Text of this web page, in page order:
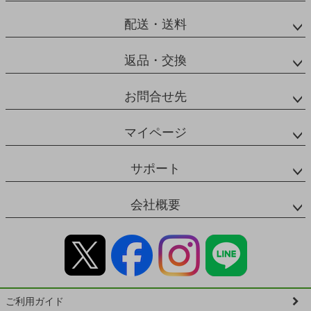
配送・送料
返品・交換
お問合せ先
マイページ
サポート
会社概要
ご利用ガイド